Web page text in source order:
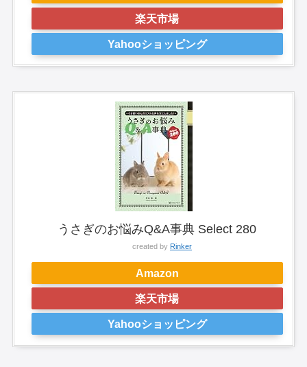
楽天市場
Yahooショッピング
うさぎのお悩みQ&A事典 Select 280
created by Rinker
Amazon
楽天市場
Yahooショッピング